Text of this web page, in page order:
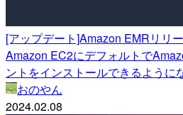
[アップデート]Amazon EMRリリ
Amazon EC2にデフォルトで
ントをインストールできるように
おのやん
2024.02.08